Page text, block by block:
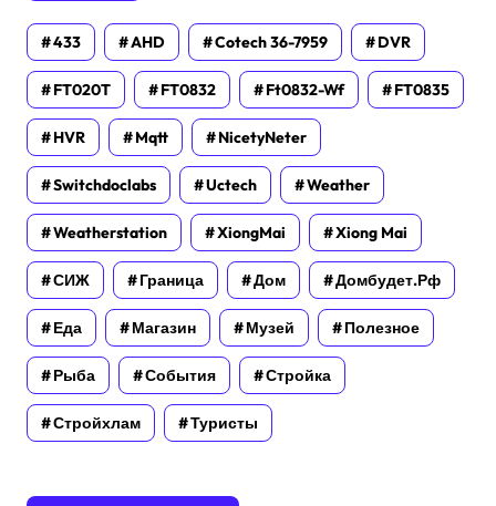
433 AHD Cotech 36-7959 DVR
FT020T FT0832 Ft0832-Wf FT0835
HVR Mqtt NicetyNeter
Switchdoclabs Uctech Weather
Weatherstation XiongMai Xiong Mai
СИЖ Граница Дом Домбудет.рф
Еда Магазин Музей Полезное
Рыба События Стройка
Стройхлам Туристы